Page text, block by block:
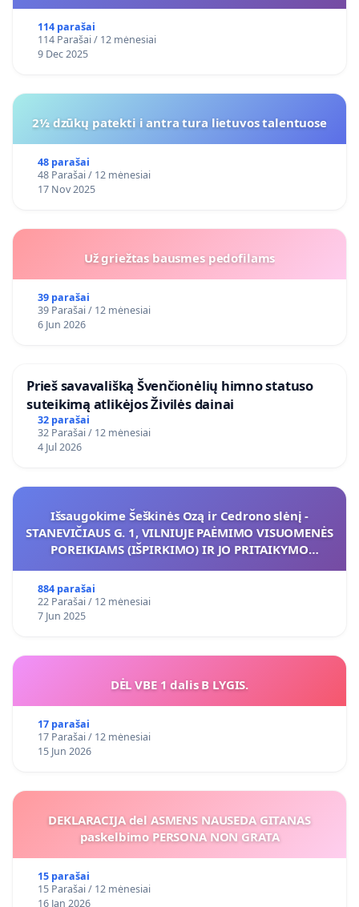
114 parašai
114 Parašai / 12 mėnesiai
9 Dec 2025
2½ dzūkų patekti i antra tura lietuvos talentuose
48 parašai
48 Parašai / 12 mėnesiai
17 Nov 2025
Už griežtas bausmes pedofilams
39 parašai
39 Parašai / 12 mėnesiai
6 Jun 2026
​Prieš savavališką Švenčionėlių himno statuso
suteikimą atlikėjos Živilės dainai
32 parašai
32 Parašai / 12 mėnesiai
4 Jul 2026
Išsaugokime Šeškinės Ozą ir Cedrono slėnį -
STANEVIČIAUS G. 1, VILNIUJE PAĖMIMO VISUOMENĖS
POREIKIAMS (IŠPIRKIMO) IR JO PRITAIKYMO
884 parašai
22 Parašai / 12 mėnesiai
7 Jun 2025
DĖL VBE 1 dalis B LYGIS.
17 parašai
17 Parašai / 12 mėnesiai
15 Jun 2026
DEKLARACIJA del ASMENS NAUSEDA GITANAS
paskelbimo PERSONA NON GRATA
15 parašai
15 Parašai / 12 mėnesiai
16 Jan 2026